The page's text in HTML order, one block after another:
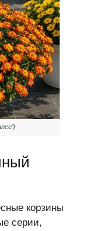
корзины
серии,